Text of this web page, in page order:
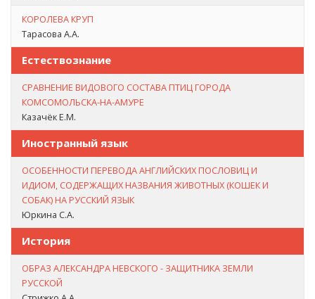
КОРОЛЕВА КРУП
Тарасова А.А.
Естествознание
СРАВНЕНИЕ ВИДОВОГО СОСТАВА ПТИЦ ГОРОДА
КОМСОМОЛЬСКА-НА-АМУРЕ
Казачёк Е.М.
Иностранный язык
ОСОБЕННОСТИ ПЕРЕВОДА АНГЛИЙСКИХ ПОСЛОВИЦ И
ИДИОМ, СОДЕРЖАЩИХ НАЗВАНИЯ ЖИВОТНЫХ (КОШЕК И
СОБАК) НА РУССКИЙ ЯЗЫК
Юркина С.А.
История
ОБРАЗ АЛЕКСАНДРА НЕВСКОГО - ЗАЩИТНИКА ЗЕМЛИ
РУССКОЙ